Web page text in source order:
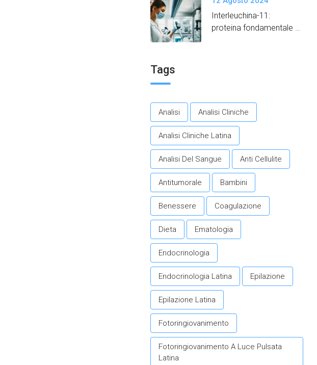
Interleuchina-11:
proteina fondamentale
Tags
Analisi Analisi Cliniche
Analisi Cliniche Latina
Analisi Del Sangue Anti Cellulite
Antitumorale Bambini
Benessere Coagulazione
Dieta Ematologia
Endocrinologia
Endocrinologia Latina Epilazione
Epilazione Latina
Fotoringiovanimento
Fotoringiovanimento A Luce Pulsata
Latina